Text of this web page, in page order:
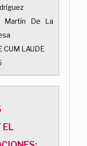
Martín De La
CUM LAUDE
EL